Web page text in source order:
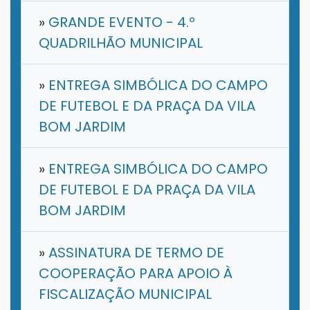
» GRANDE EVENTO - 4.º
QUADRILHÃO MUNICIPAL
» ENTREGA SIMBÓLICA DO CAMPO
DE FUTEBOL E DA PRAÇA DA VILA
BOM JARDIM
» ENTREGA SIMBÓLICA DO CAMPO
DE FUTEBOL E DA PRAÇA DA VILA
BOM JARDIM
»ASSINATURA DE TERMO DE
COOPERAÇÃO PARA APOIO À
FISCALIZAÇÃO MUNICIPAL